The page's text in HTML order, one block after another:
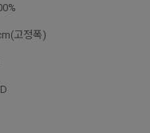
고정폭)